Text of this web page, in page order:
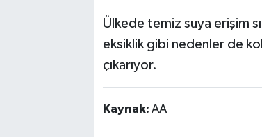
Ülkede temiz suya erişim
eksiklik gibi nedenler de
çıkarıyor.
Kaynak: AA